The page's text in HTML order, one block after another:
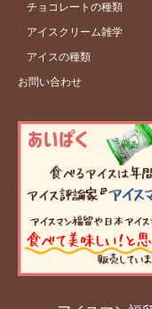
チョコレートの種類
アイスクリーム雑学
アイスの種類
お問い合わせ